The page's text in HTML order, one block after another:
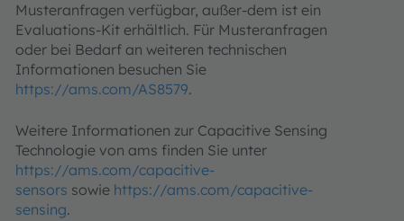
Musteranfragen verfügbar, außer-dem ist ein
Evaluations-Kit erhältlich. Für Musteranfragen
oder bei Bedarf an weiteren technischen
Informationen besuchen Sie
https://ams.com/AS8579.
Weitere Informationen zur Capacitive Sensing
Technologie von ams finden Sie unter
https://ams.com/capacitive-
sensors sowie https://ams.com/capacitive-
sensing.